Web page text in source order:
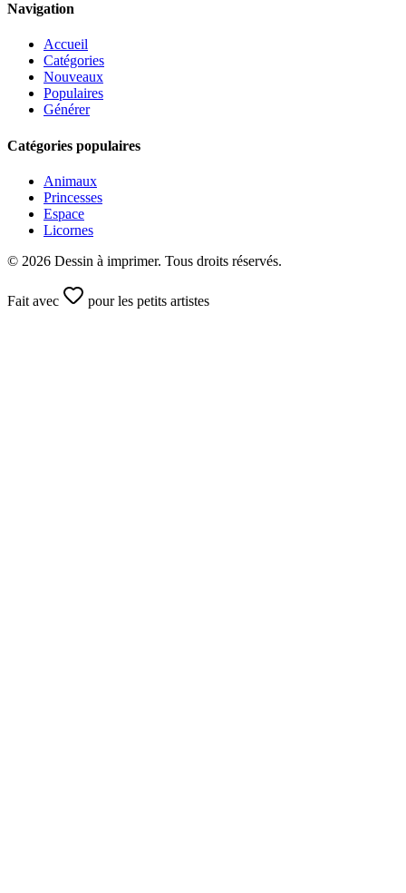
Navigation
Accueil
Catégories
Nouveaux
Populaires
Générer
Catégories populaires
Animaux
Princesses
Espace
Licornes
© 2026 Dessin à imprimer. Tous droits réservés.
Fait avec pour les petits artistes